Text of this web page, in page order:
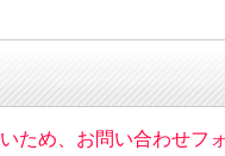
ため、お問い合わせフ